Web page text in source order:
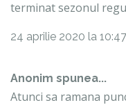
terminat sezonul
24 aprilie 2020 la 10:47
Anonim spunea...
Atunci sa ramana